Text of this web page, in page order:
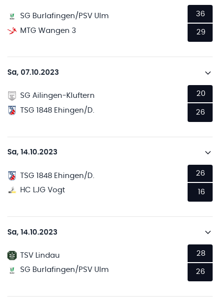
SG Burlafingen/PSV Ulm
MTG Wangen 3
36
29
Sa, 07.10.2023
SG Ailingen-Kluftern
TSG 1848 Ehingen/D.
20
26
Sa, 14.10.2023
TSG 1848 Ehingen/D.
HC LJG Vogt
26
16
Sa, 14.10.2023
TSV Lindau
SG Burlafingen/PSV Ulm
28
26